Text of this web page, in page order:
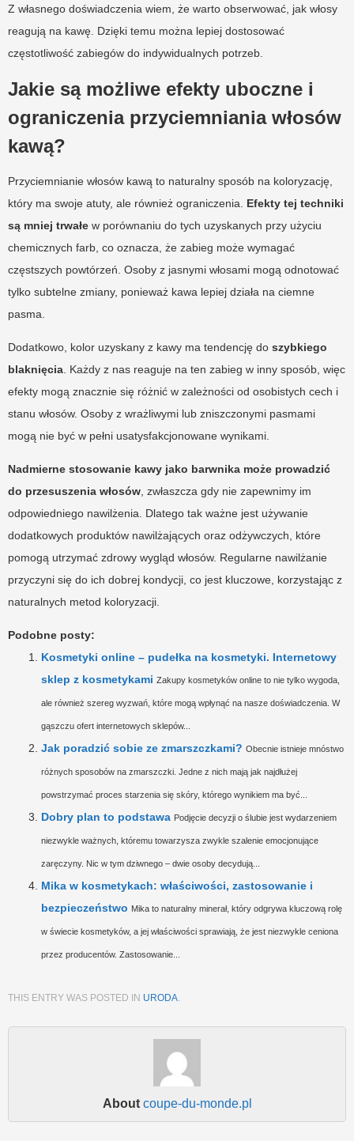
Z własnego doświadczenia wiem, że warto obserwować, jak włosy
reagują na kawę. Dzięki temu można lepiej dostosować
częstotliwość zabiegów do indywidualnych potrzeb.
Jakie są możliwe efekty uboczne i
ograniczenia przyciemniania włosów
kawą?
Przyciemnianie włosów kawą to naturalny sposób na koloryzację,
który ma swoje atuty, ale również ograniczenia. Efekty tej techniki
są mniej trwałe w porównaniu do tych uzyskanych przy użyciu
chemicznych farb, co oznacza, że zabieg może wymagać
częstszych powtórzeń. Osoby z jasnymi włosami mogą odnotować
tylko subtelne zmiany, ponieważ kawa lepiej działa na ciemne
pasma.
Dodatkowo, kolor uzyskany z kawy ma tendencję do szybkiego
blaknięcia . Każdy z nas reaguje na ten zabieg w inny sposób, więc
efekty mogą znacznie się różnić w zależności od osobistych cech i
stanu włosów. Osoby z wrażliwymi lub zniszczonymi pasmami
mogą nie być w pełni usatysfakcjonowane wynikami.
Nadmierne stosowanie kawy jako barwnika może prowadzić
do przesuszenia włosów , zwłaszcza gdy nie zapewnimy im
odpowiedniego nawilżenia. Dlatego tak ważne jest używanie
dodatkowych produktów nawilżających oraz odżywczych, które
pomogą utrzymać zdrowy wygląd włosów. Regularne nawilżanie
przyczyni się do ich dobrej kondycji, co jest kluczowe, korzystając z
naturalnych metod koloryzacji.
Podobne posty:
Kosmetyki online – pudełka na kosmetyki. Internetowy
sklep z kosmetykami Zakupy kosmetyków online to nie tylko wygoda,
ale również szereg wyzwań, które mogą wpłynąć na nasze doświadczenia. W
gąszczu ofert internetowych sklepów...
Jak poradzić sobie ze zmarszczkami? Obecnie istnieje mnóstwo
różnych sposobów na zmarszczki. Jedne z nich mają jak najdłużej
powstrzymać proces starzenia się skóry, którego wynikiem ma być...
Dobry plan to podstawa Podjęcie decyzji o ślubie jest wydarzeniem
niezwykle ważnych, któremu towarzysza zwykle szalenie emocjonujące
zaręczyny. Nic w tym dziwnego – dwie osoby decydują...
Mika w kosmetykach: właściwości, zastosowanie i
bezpieczeństwo Mika to naturalny minerał, który odgrywa kluczową rolę
w świecie kosmetyków, a jej właściwości sprawiają, że jest niezwykle ceniona
przez producentów. Zastosowanie...
THIS ENTRY WAS POSTED IN URODA
About coupe-du-monde.pl